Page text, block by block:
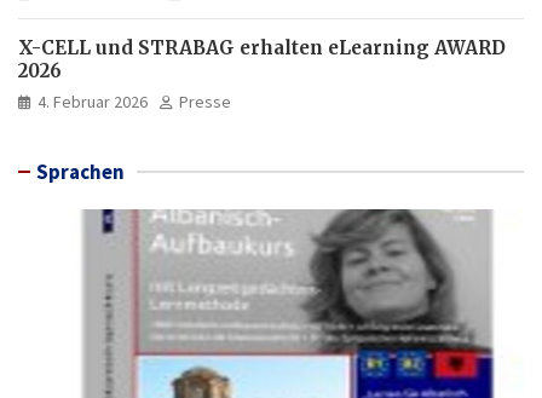
X-CELL und STRABAG erhalten eLearning AWARD
2026
4. Februar 2026 Presse
Sprachen